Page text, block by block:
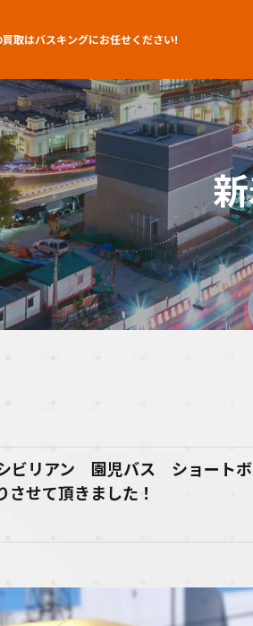
買取はバスキングにお任せください!
リアン 園児バス ショートボ
せて頂きました！